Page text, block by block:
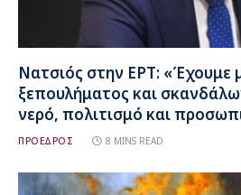
Νατσιός στην ΕΡΤ: «Έχουμε
ξεπουλήματος και
νερό, πολιτισμό και
ΠΡΟΕΔΡΟΣ 8 MINS READ